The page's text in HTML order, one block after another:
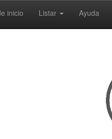
inicio Listar Ayuda